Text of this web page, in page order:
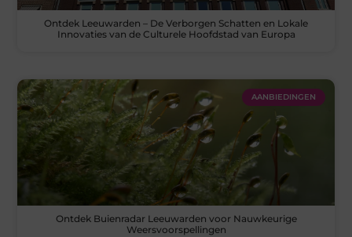
Ontdek Leeuwarden – De Verborgen Schatten en Lokale
Innovaties van de Culturele Hoofdstad van Europa
AANBIEDINGEN
Ontdek Buienradar Leeuwarden voor Nauwkeurige
Weersvoorspellingen